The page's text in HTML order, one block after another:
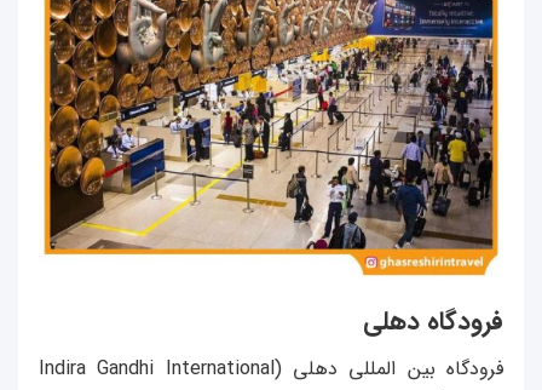
فرودگاه دهلی
فرودگاه بین المللی دهلی (Indira Gandhi International